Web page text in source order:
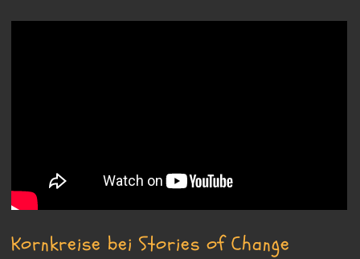
Kornkreise bei Stories of Change